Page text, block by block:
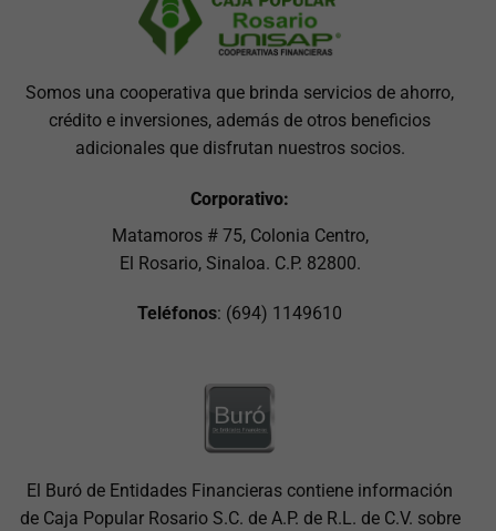
Somos una cooperativa que brinda servicios de ahorro,
crédito e inversiones, además de otros beneficios
adicionales que disfrutan nuestros socios.
Corporativo:
Matamoros # 75, Colonia Centro,
El Rosario, Sinaloa. C.P. 82800.
Teléfonos: (694) 1149610
El Buró de Entidades Financieras contiene información
de Caja Popular Rosario S.C. de A.P. de R.L. de C.V. sobre